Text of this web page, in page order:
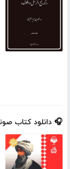
🎧 دانلود کتاب